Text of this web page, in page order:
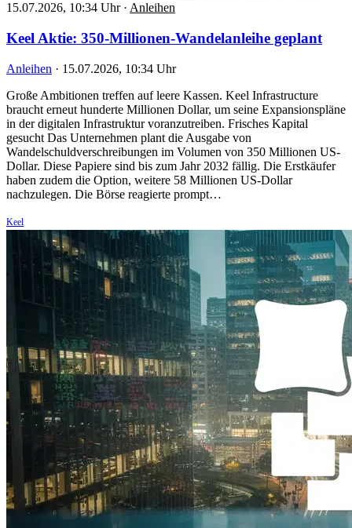
15.07.2026, 10:34 Uhr · Anleihen
Keel Aktie: 350-Millionen-Wandelanleihe geplant
Anleihen · 15.07.2026, 10:34 Uhr
Große Ambitionen treffen auf leere Kassen. Keel Infrastructure
braucht erneut hunderte Millionen Dollar, um seine Expansionspläne
in der digitalen Infrastruktur voranzutreiben. Frisches Kapital
gesucht Das Unternehmen plant die Ausgabe von
Wandelschuldverschreibungen im Volumen von 350 Millionen US-
Dollar. Diese Papiere sind bis zum Jahr 2032 fällig. Die Erstkäufer
haben zudem die Option, weitere 58 Millionen US-Dollar
nachzulegen. Die Börse reagierte prompt…
Keel